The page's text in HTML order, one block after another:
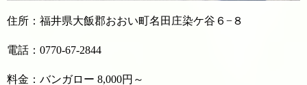
住所：福井県大飯郡おおい町名田庄染ケ谷６−８
電話：0770-67-2844
料金：バンガロー 8,000円～